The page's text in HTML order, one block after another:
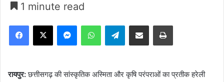
1 minute read
Facebook
X MessengerWhatsAppTelegramShare via Email Print
रायपुर:छत्तीसगढ़ की सांस्कृतिक अस्मिता और कृषि परंपराओं का प्रतीक हरेली